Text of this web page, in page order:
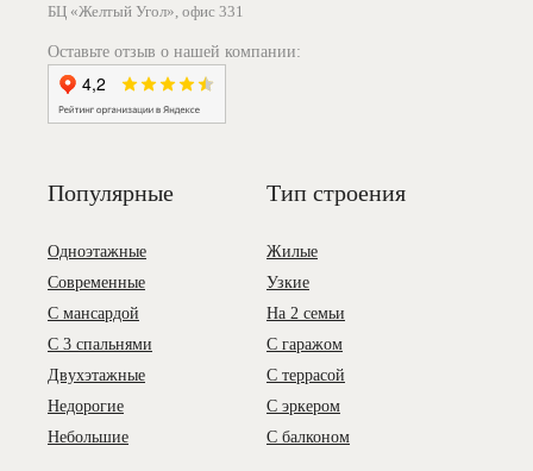
БЦ «Желтый Угол», офис 331
Оставьте отзыв о нашей компании:
Популярные Тип строения
Одноэтажные
Современные
С мансардой
С 3 спальнями
Двухэтажные
Недорогие
Небольшие
Жилые
Узкие
На 2 семьи
С гаражом
С террасой
С эркером
С балконом